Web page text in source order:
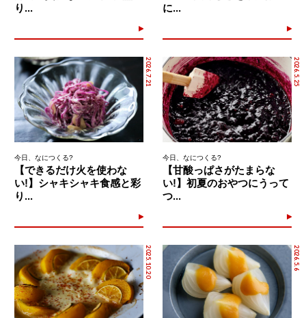
り...
に...
2026.7.21
今日、なにつくる?
【できるだけ火を使わな
い!】シャキシャキ食感と彩
り...
2026.5.25
今日、なにつくる?
【甘酸っぱさがたまらな
い!】初夏のおやつにうって
つ...
2025.10.20 2026.5.6